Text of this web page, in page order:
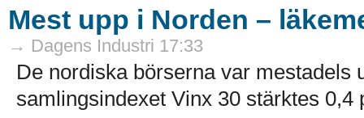
Mest upp i Norden –
→ Dagens Industri 17:33
De nordiska börserna var mestadels
samlingsindexet Vinx 30 stärktes 0,4